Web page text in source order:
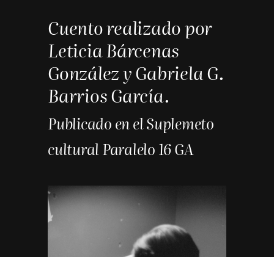
Cuento realizado por
Leticia Bárcenas
González y Gabriela G.
Barrios García.
Publicado en el Suplemeto
cultural Paralelo 16 GA